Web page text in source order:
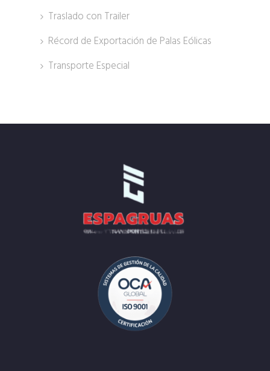
Traslado con Trailer
Récord de Exportación de Palas Eólicas
Transporte Especial